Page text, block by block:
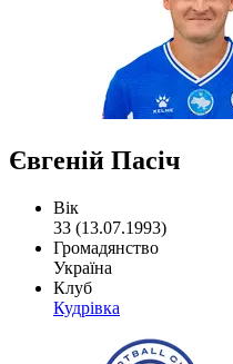
Євгеній Пасіч
Вік
33 (13.07.1993)
Громадянство
Україна
Клуб
Кудрівка